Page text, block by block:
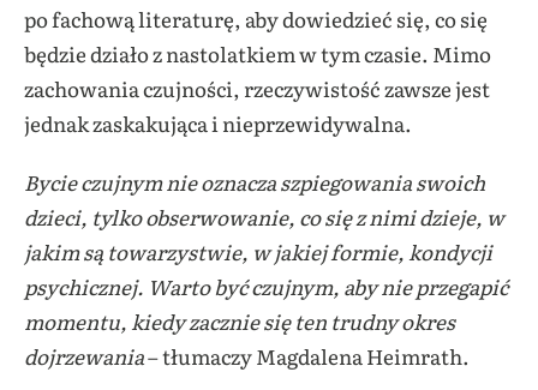
po fachową literaturę, aby dowiedzieć się, co się
będzie działo z nastolatkiem w tym czasie. Mimo
zachowania czujności, rzeczywistość zawsze jest
jednak zaskakująca i nieprzewidywalna.
Bycie czujnym nie oznacza szpiegowania swoich
dzieci, tylko obserwowanie, co się z nimi dzieje, w
jakim są towarzystwie, w jakiej formie, kondycji
psychicznej. Warto być czujnym, aby nie przegapić
momentu, kiedy zacznie się ten trudny okres
dojrzewania– tłumaczy Magdalena Heimrath.